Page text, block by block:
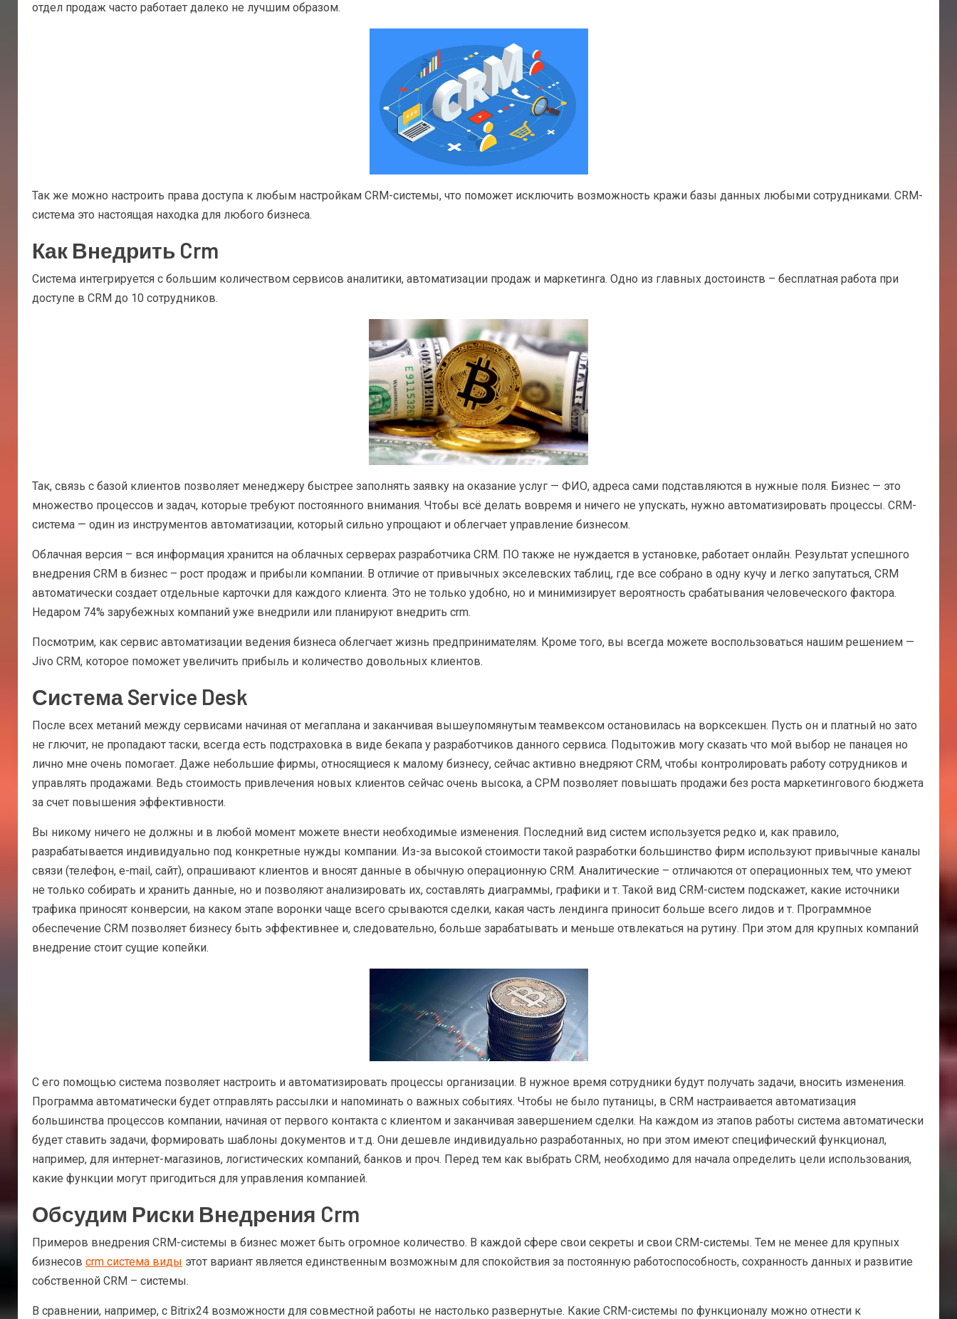
отдел продаж часто работает далеко не лучшим образом.
Так же можно настроить права доступа к любым настройкам CRM-системы, что поможет исключить возможность кражи базы данных любыми сотрудниками. CRM-
система это настоящая находка для любого бизнеса.
Как Внедрить Crm
Система интегрируется с большим количеством сервисов аналитики, автоматизации продаж и маркетинга. Одно из главных достоинств – бесплатная работа при
доступе в CRM до 10 сотрудников.
Так, связь с базой клиентов позволяет менеджеру быстрее заполнять заявку на оказание услуг — ФИО, адреса сами подставляются в нужные поля. Бизнес — это
множество процессов и задач, которые требуют постоянного внимания. Чтобы всё делать вовремя и ничего не упускать, нужно автоматизировать процессы. CRM-
система — один из инструментов автоматизации, который сильно упрощают и облегчает управление бизнесом.
Облачная версия – вся информация хранится на облачных серверах разработчика CRM. ПО также не нуждается в установке, работает онлайн. Результат успешного
внедрения CRM в бизнес – рост продаж и прибыли компании. В отличие от привычных экселевских таблиц, где все собрано в одну кучу и легко запутаться, CRM
автоматически создает отдельные карточки для каждого клиента. Это не только удобно, но и минимизирует вероятность срабатывания человеческого фактора.
Недаром 74% зарубежных компаний уже внедрили или планируют внедрить сrm.
Посмотрим, как сервис автоматизации ведения бизнеса облегчает жизнь предпринимателям. Кроме того, вы всегда можете воспользоваться нашим решением —
Jivo CRM, которое поможет увеличить прибыль и количество довольных клиентов.
Система Service Desk
После всех метаний между сервисами начиная от мегаплана и заканчивая вышеупомянутым теамвексом остановилась на ворксекшен. Пусть он и платный но зато
не глючит, не пропадают таски, всегда есть подстраховка в виде бекапа у разработчиков данного сервиса. Подытожив могу сказать что мой выбор не панацея но
лично мне очень помогает. Даже небольшие фирмы, относящиеся к малому бизнесу, сейчас активно внедряют CRM, чтобы контролировать работу сотрудников и
управлять продажами. Ведь стоимость привлечения новых клиентов сейчас очень высока, а СРМ позволяет повышать продажи без роста маркетингового бюджета
за счет повышения эффективности.
Вы никому ничего не должны и в любой момент можете внести необходимые изменения. Последний вид систем используется редко и, как правило,
разрабатывается индивидуально под конкретные нужды компании. Из-за высокой стоимости такой разработки большинство фирм используют привычные каналы
связи (телефон, e-mail, сайт), опрашивают клиентов и вносят данные в обычную операционную CRM. Аналитические – отличаются от операционных тем, что умеют
не только собирать и хранить данные, но и позволяют анализировать их, составлять диаграммы, графики и т. Такой вид CRM-систем подскажет, какие источники
трафика приносят конверсии, на каком этапе воронки чаще всего срываются сделки, какая часть лендинга приносит больше всего лидов и т. Программное
обеспечение CRM позволяет бизнесу быть эффективнее и, следовательно, больше зарабатывать и меньше отвлекаться на рутину. При этом для крупных компаний
внедрение стоит сущие копейки.
С его помощью система позволяет настроить и автоматизировать процессы организации. В нужное время сотрудники будут получать задачи, вносить изменения.
Программа автоматически будет отправлять рассылки и напоминать о важных событиях. Чтобы не было путаницы, в CRM настраивается автоматизация
большинства процессов компании, начиная от первого контакта с клиентом и заканчивая завершением сделки. На каждом из этапов работы система автоматически
будет ставить задачи, формировать шаблоны документов и т.д. Они дешевле индивидуально разработанных, но при этом имеют специфический функционал,
например, для интернет-магазинов, логистических компаний, банков и проч. Перед тем как выбрать CRM, необходимо для начала определить цели использования,
какие функции могут пригодиться для управления компанией.
Обсудим Риски Внедрения Crm
Примеров внедрения CRM-системы в бизнес может быть огромное количество. В каждой сфере свои секреты и свои CRM-системы. Тем не менее для крупных
бизнесов crm система виды этот вариант является единственным возможным для спокойствия за постоянную работоспособность, сохранность данных и развитие
собственной CRM – системы.
В сравнении, например, с Bitrix24 возможности для совместной работы не настолько развернутые. Какие CRM-системы по функционалу можно отнести к